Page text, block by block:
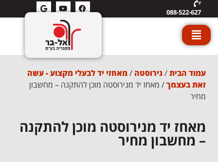
088-522-627
עמוד הבית/ נירוסטה /מאחזי יד לבעלי מקצוע - עשה
זאת בעצמך/ מאחז יד מנירוסטה מוכן להתקנה – מחשבון
מחיר
מאחז יד מנירוסטה מוכן להתקנה
– מחשבון מחיר